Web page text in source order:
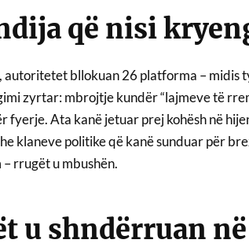
që nisi
autoritetet bllokuan 26 platforma – midis
zyrtar: mbrojtje kundër “lajmeve të
fyerje. Ata kanë jetuar prej kohësh në
klaneve politike që kanë sunduar për
rrugët u mbushën.
u shndërruan